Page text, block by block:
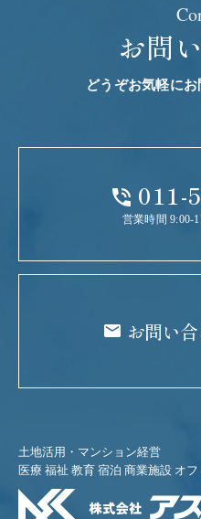
お問
どうぞお気軽に
011-
営業時間 9:00-
お問い
土地活用・マンション経営
医療 福祉 教育 宿泊 商業施設 オ